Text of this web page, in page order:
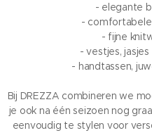
- elegante
-
- fijne
- vestjes,
- handtassen,
Bij DREZZA combineren we
je ook na één seizoen nog
eenvoudig te stylen voor